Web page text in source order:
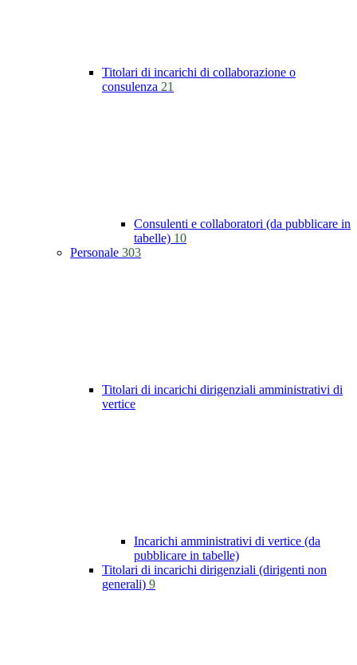
Titolari di incarichi di collaborazione o
consulenza 21
Consulenti e collaboratori (da pubblicare in
tabelle) 10
Personale 303
Titolari di incarichi dirigenziali amministrativi di
vertice
Incarichi amministrativi di vertice (da
pubblicare in tabelle)
Titolari di incarichi dirigenziali (dirigenti non
generali) 9